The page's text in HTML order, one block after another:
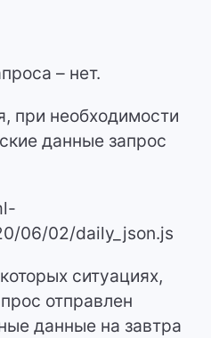
– нет.
при необходимости
данные запрос
06/02/daily_json.js
ситуациях,
отправлен
данные на завтра